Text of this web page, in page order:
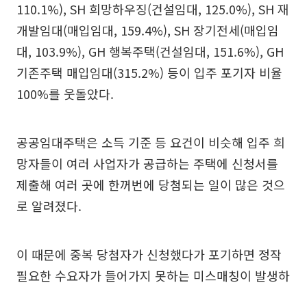
110.1%), SH 희망하우징(건설임대, 125.0%), SH 재
개발임대(매입임대, 159.4%), SH 장기전세(매입임
대, 103.9%), GH 행복주택(건설임대, 151.6%), GH
기존주택 매입임대(315.2%) 등이 입주 포기자 비율
100%를 웃돌았다.
공공임대주택은 소득 기준 등 요건이 비슷해 입주 희
망자들이 여러 사업자가 공급하는 주택에 신청서를
제출해 여러 곳에 한꺼번에 당첨되는 일이 많은 것으
로 알려졌다.
이 때문에 중복 당첨자가 신청했다가 포기하면 정작
필요한 수요자가 들어가지 못하는 미스매칭이 발생하